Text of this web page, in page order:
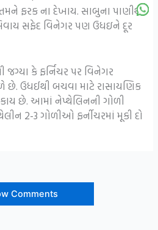
ફરક ના દેખાય. સાબુના પાણીથી
સફેદ વિનેગર પણ ઉધઇને દૂર
કે ફર્નિચર પર વિનેગર
છે. ઉધઈથી બચવા માટે રાસાયણિક
છે. આમાં નેપ્થેલિનની ગોળી
2-3 ગોળીઓ ફર્નીચરમાં મૂકી દો
Comments